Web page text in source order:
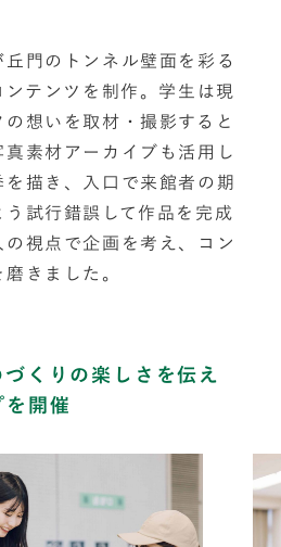
門のトンネル壁面を彩る
テンツを制作。学生は現
想いを取材・撮影すると
真素材アーカイブも活用し
描き、入口で来館者の期
試行錯誤して作品を完成
の視点で企画を考え、コン
きました。
くりの楽しさを伝え
開催